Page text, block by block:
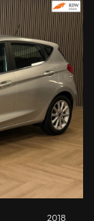
2018